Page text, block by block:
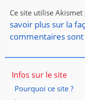
Ce site utilise
savoir plus sur la
commentaires
Infos sur le site
Pourquoi ce site ?